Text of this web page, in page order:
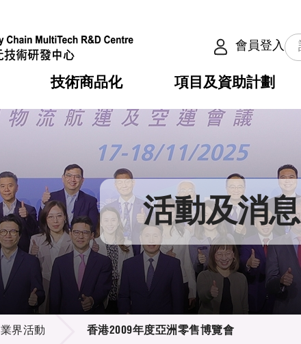
會員登入
機構簡介
組織架構
組織架構
董事局
研究顧問
招標通告
技術商品化
服務
可獲授權之技術
應用於公共服務之創新技術
重點項目
項目及資助計劃
合作計劃
資助計劃
資助計劃
稅務優惠
申請
評審
徵求研發項目計劃書
項目資料庫
活動
獎項
新聞中心
媒體報導
新聞稿
資訊中心
多媒體
會籍及服務
會員列表
會員登入 活動及消息
業界活動 香港2009年度亞洲零售博覽會